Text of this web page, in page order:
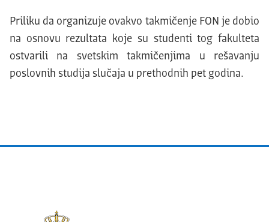
Priliku da organizuje ovakvo takmičenje FON je dobio
na osnovu rezultata koje su studenti tog fakulteta
ostvarili na svetskim takmičenjima u rešavanju
poslovnih studija slučaja u prethodnih pet godina.